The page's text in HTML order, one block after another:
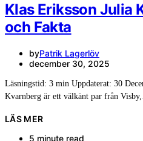
Klas Eriksson Julia
och Fakta
byPatrik Lagerlöv
december 30, 2025
Läsningstid: 3 min Uppdaterat: 30
Kvarnberg är ett välkänt par från
LÄS MER
5 minute read